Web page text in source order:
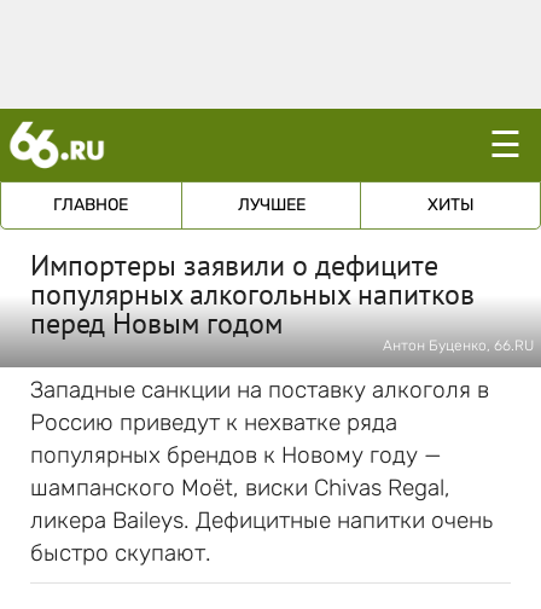
☰
ГЛАВНОЕ ЛУЧШЕЕ ХИТЫ
Импортеры заявили о дефиците
популярных алкогольных напитков
перед Новым годом
Антон Буценко, 66.RU
Западные санкции на поставку алкоголя в
Россию приведут к нехватке ряда
популярных брендов к Новому году —
шампанского Moët, виски Chivas Regal,
ликера Baileys. Дефицитные напитки очень
быстро скупают.